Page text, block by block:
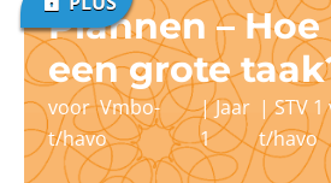
Plannen –
een grote
voorVmbo-
t/havo
|Jaar
1
|STV
t/havo